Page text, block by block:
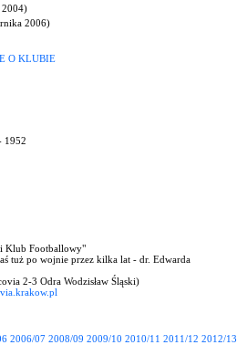
2004)
2006)
O KLUBIE
1952
Klub Footballowy"
tuż po wojnie przez kilka lat - dr. Edwarda
2-3 Odra Wodzisław Śląski)
2006/07 2008/09 2009/10 2010/11 2011/12 2012/13